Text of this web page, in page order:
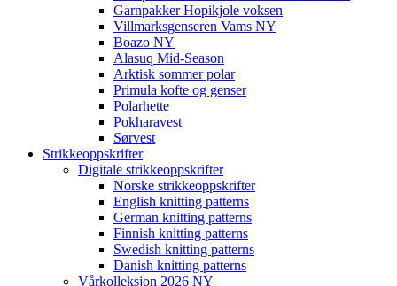
Garnpakker Hopikjole voksen
Villmarksgenseren Vams NY
Boazo NY
Alasuq Mid-Season
Arktisk sommer polar
Primula kofte og genser
Polarhette
Pokharavest
Sørvest
Strikkeoppskrifter
Digitale strikkeoppskrifter
Norske strikkeoppskrifter
English knitting patterns
German knitting patterns
Finnish knitting patterns
Swedish knitting patterns
Danish knitting patterns
Vårkolleksjon 2026 NY